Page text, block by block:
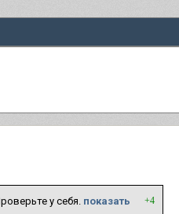
+4
у себя. показать